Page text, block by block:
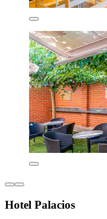
Hotel Palacios